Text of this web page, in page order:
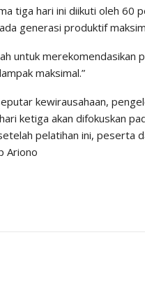
tiga hari ini diikuti oleh 60
generasi produktif
untuk
maksimal.”
kewirausahaan,
ketiga akan difokuskan
pelatihan ini, peserta
Ariono